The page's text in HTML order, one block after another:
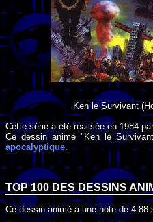
Ken le Survivant
Cette série a été réalisée en 1984
Ce dessin animé "Ken le
apocalyptique.
TOP 100 DES DESSINS
Ce dessin animé a une note de4.88